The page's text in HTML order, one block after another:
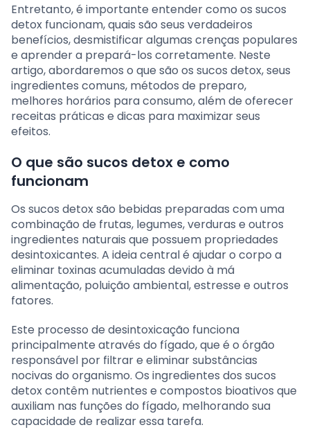
Entretanto, é importante entender como os sucos
detox funcionam, quais são seus verdadeiros
benefícios, desmistificar algumas crenças populares
e aprender a prepará-los corretamente. Neste
artigo, abordaremos o que são os sucos detox, seus
ingredientes comuns, métodos de preparo,
melhores horários para consumo, além de oferecer
receitas práticas e dicas para maximizar seus
efeitos.
O que são sucos detox e como
funcionam
Os sucos detox são bebidas preparadas com uma
combinação de frutas, legumes, verduras e outros
ingredientes naturais que possuem propriedades
desintoxicantes. A ideia central é ajudar o corpo a
eliminar toxinas acumuladas devido à má
alimentação, poluição ambiental, estresse e outros
fatores.
Este processo de desintoxicação funciona
principalmente através do fígado, que é o órgão
responsável por filtrar e eliminar substâncias
nocivas do organismo. Os ingredientes dos sucos
detox contêm nutrientes e compostos bioativos que
auxiliam nas funções do fígado, melhorando sua
capacidade de realizar essa tarefa.